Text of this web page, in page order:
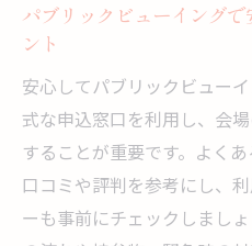
パブリックビューイング
ント
安心してパブリックビュー
式な申込窓口を利用し、会
することが重要です。よく
口コミや評判を参考にし、
ーも事前にチェックしまし